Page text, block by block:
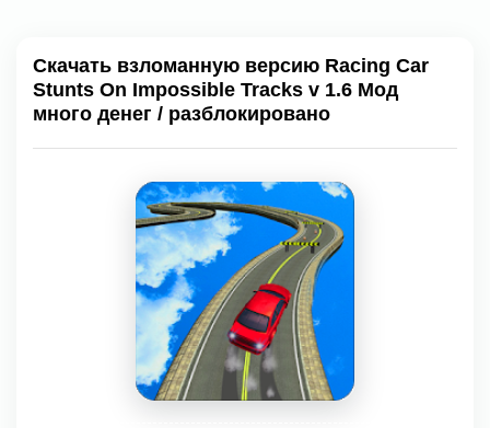
Скачать взломанную версию Racing Car
Stunts On Impossible Tracks v 1.6 Мод
много денег / разблокировано